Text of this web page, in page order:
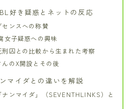
好き疑惑とネットの反応
センスへの称賛
女子疑惑への興味
囚との比較から生まれた考察
のX開設とその後
マイダとの違いを解説
ナンマイダ」（SEVENTHLINKS）と